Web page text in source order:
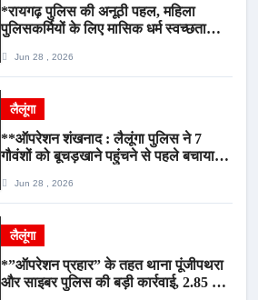
*रायगढ़ पुलिस की अनूठी पहल, महिला
पुलिसकर्मियों के लिए मासिक धर्म स्वच्छता
Jun 28 , 2026
लैलूंगा
**ऑपरेशन शंखनाद : लैलूंगा पुलिस ने 7
गौवंशों को बूचड़खाने पहुंचने से पहले बचाया,
Jun 28 , 2026
लैलूंगा
*”ऑपरेशन प्रहार” के तहत थाना पूंजीपथरा
और साइबर पुलिस की बड़ी कार्रवाई, 2.85 टन